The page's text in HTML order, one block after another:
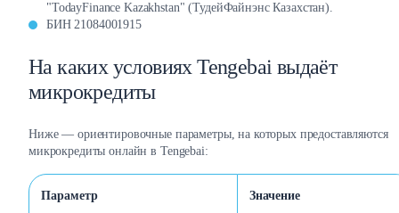
"TodayFinance Kazakhstan" (ТудейФайнэнс Казахстан).
БИН 21084001915
На каких условиях Tengebai выдаёт
микрокредиты
Ниже — ориентировочные параметры, на которых предоставляются
микрокредиты онлайн в Tengebai:
Параметр Значение